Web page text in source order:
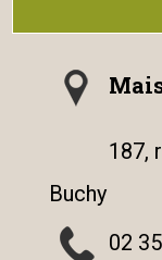
187,
Buchy
02